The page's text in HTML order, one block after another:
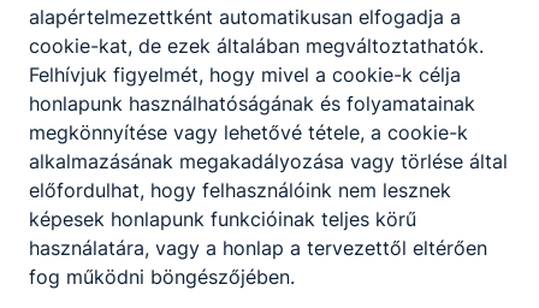
Partnereink
alapértelmezettként automatikusan elfogadja a
cookie-kat, de ezek általában megváltoztathatók.
Felhívjuk figyelmét, hogy mivel a cookie-k célja
honlapunk használhatóságának és folyamatainak
megkönnyítése vagy lehetővé tétele, a cookie-k
alkalmazásának megakadályozása vagy törlése által
előfordulhat, hogy felhasználóink nem lesznek
képesek honlapunk funkcióinak teljes körű
használatára, vagy a honlap a tervezettől eltérően
fog működni böngészőjében.